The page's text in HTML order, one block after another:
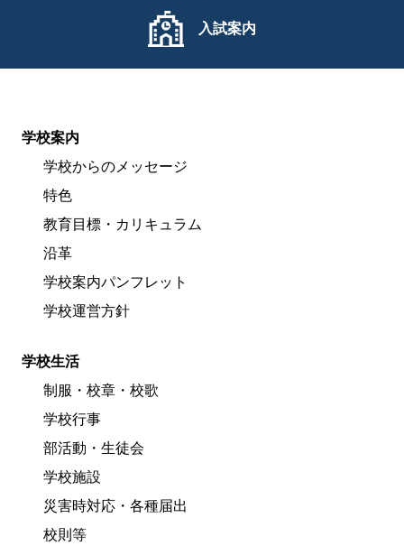
入試案内
学校案内
学校からのメッセージ
特色
教育目標・カリキュラム
沿革
学校案内パンフレット
学校運営方針
学校生活
制服・校章・校歌
学校行事
部活動・生徒会
学校施設
災害時対応・各種届出
校則等